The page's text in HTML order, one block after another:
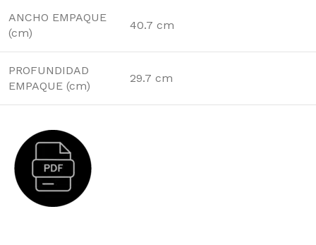
ANCHO EMPAQUE
(cm)
40.7 cm
PROFUNDIDAD
EMPAQUE (cm)
29.7 cm